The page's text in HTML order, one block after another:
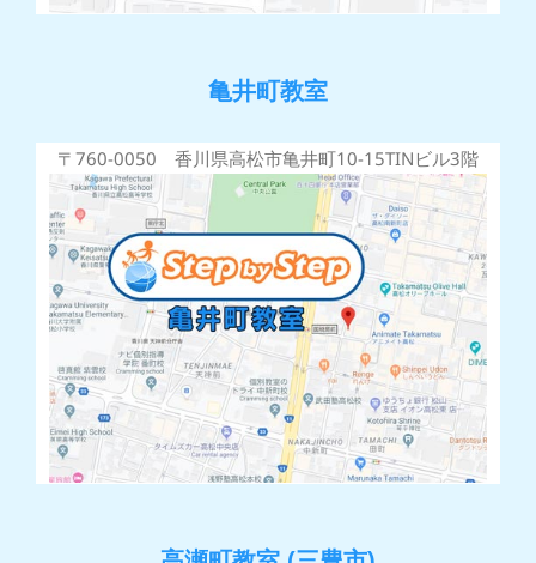
亀井町教室
〒760-0050 香川県高松市亀井町10-15TINビル3階